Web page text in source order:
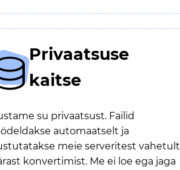
Privaatsuse
kaitse
su privaatsust. Failid
automaatselt ja
meie serveritest vahetult
konvertimist. Me ei loe ega jaga